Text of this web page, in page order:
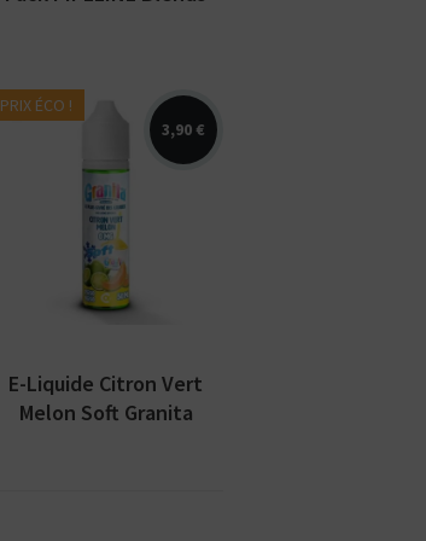
PRIX ÉCO !
3,90 €
Arômes : melon,
citron vert, frais. E-
liquide Granita Soft
par Alfaliquid.
Disponible en 50 ml...
E-Liquide Citron Vert
Melon Soft Granita